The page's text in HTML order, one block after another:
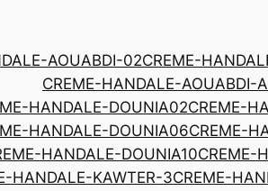
AOUABDI-02CREME-
CREME-HANDALE-AOUABDI-
HANDALE-DOUNIA02CREME-
HANDALE-DOUNIA06CREME-
HANDALE-DOUNIA10CREME-
HANDALE-KAWTER-3CREME-